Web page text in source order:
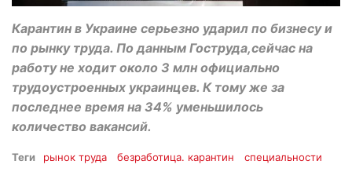
Карантин в Украине серьезно ударил по бизнесу и
по рынку труда. По данным Гоструда,сейчас на
работу не ходит около 3 млн официально
трудоустроенных украинцев. К тому же за
последнее время на 34% уменьшилось
количество вакансий.
Теги рынок труда безработица. карантин специальности